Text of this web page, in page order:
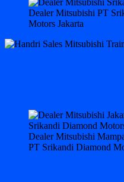
Dealer Mitsubishi PT
Motors Jakarta
Dealer Mitsubishi
PT Srikandi Diamond